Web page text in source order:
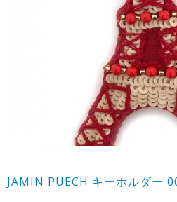
JAMIN PUECH キーホルダー